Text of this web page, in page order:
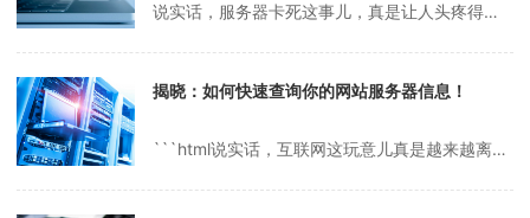
说实话，服务器卡死这事儿，真是让人头疼得不行！尤其是在这个啥都靠数字化的时代，服务器就是咱们的命根子，网站、应用、数据全指着它呢。可一旦它“罢工”，那感觉就像家里停电了一样，啥都干不了，急得抓耳挠腮。你是不是也遇到过这种糟心事儿？今天我就想跟你聊聊，我是怎么跟服务器卡死“斗智斗勇”的，顺便分享点心得，希望能帮...
揭晓：如何快速查询你的网站服务器信息！
```html说实话，互联网这玩意儿真是越来越离不开咱们的生活了，但有时候也真能把人逼疯！尤其是像我这种半吊子网站管理员，建个小网站本来是想秀一秀自己的创意，结果却被“怎么查网站服务器信息”这个问题折腾得头大。你是不是也有过这种抓狂的时刻？今天我就来跟大家聊聊我的经历，顺便分享几个我踩过坑后总结出来的小技巧，...